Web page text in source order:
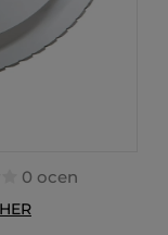
0 ocen